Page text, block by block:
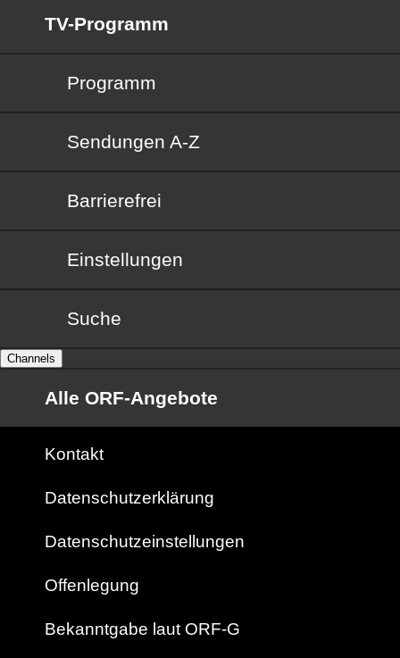
TV-Programm
Programm
Sendungen von A bis Z
Sendungen A-Z
Barrierefrei
Barrierefrei
Einstellungen
Suche
Channels
Alle ORF-Angebote
Kontakt
Datenschutzerklärung
Datenschutzeinstellungen
Offenlegung
Bekanntgabe laut ORF-G